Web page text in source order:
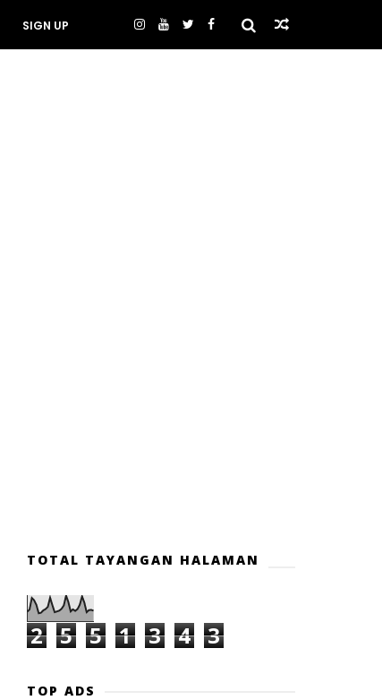
SIGN UP
TOTAL TAYANGAN HALAMAN
2 5 5 1 3 4 3
TOP ADS